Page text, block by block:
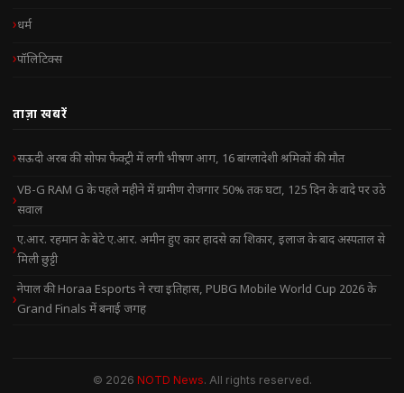
धर्म
पॉलिटिक्स
ताज़ा खबरें
सऊदी अरब की सोफा फैक्ट्री में लगी भीषण आग, 16 बांग्लादेशी श्रमिकों की मौत
VB-G RAM G के पहले महीने में ग्रामीण रोजगार 50% तक घटा, 125 दिन के वादे पर उठे
सवाल
ए.आर. रहमान के बेटे ए.आर. अमीन हुए कार हादसे का शिकार, इलाज के बाद अस्पताल से
मिली छुट्टी
नेपाल की Horaa Esports ने रचा इतिहास, PUBG Mobile World Cup 2026 के
Grand Finals में बनाई जगह
© 2026 NOTD News. All rights reserved.